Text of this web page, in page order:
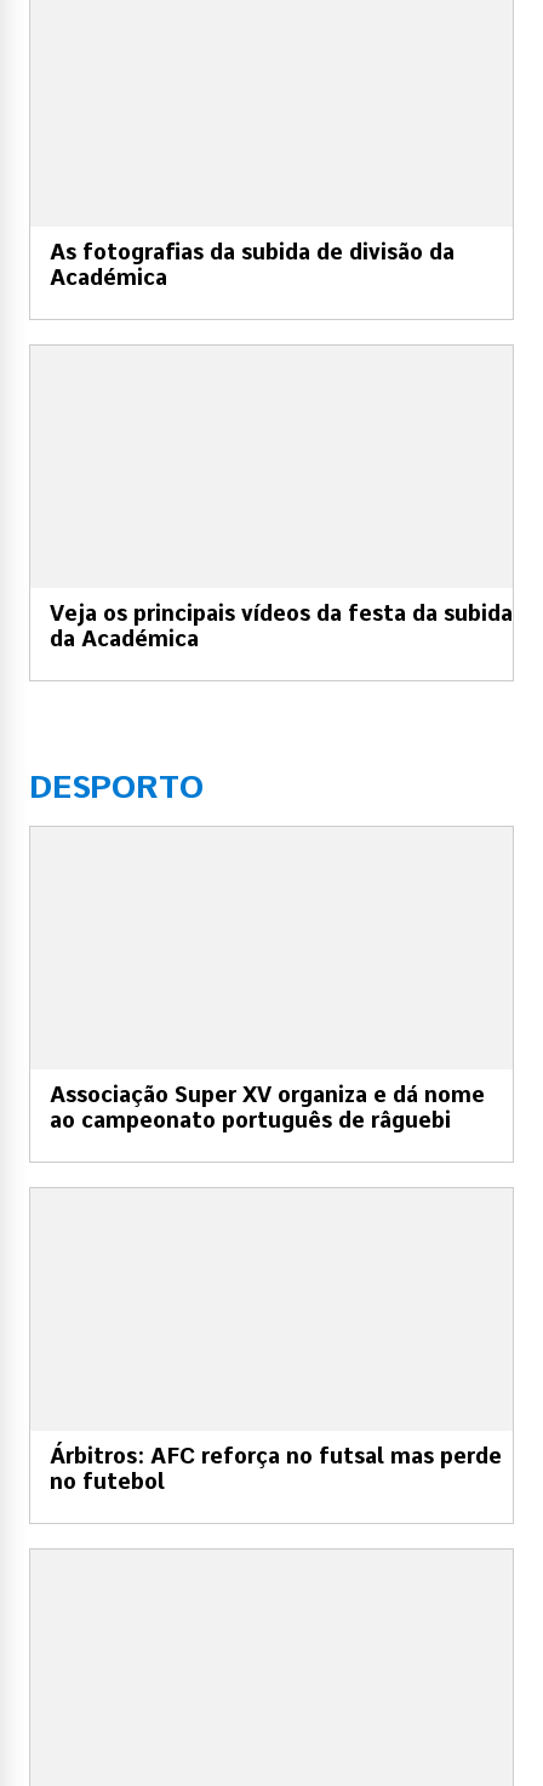
As fotografias da subida de divisão da
Académica
Veja os principais vídeos da festa da subida
da Académica
DESPORTO
Associação Super XV organiza e dá nome
ao campeonato português de râguebi
Árbitros: AFC reforça no futsal mas perde
no futebol